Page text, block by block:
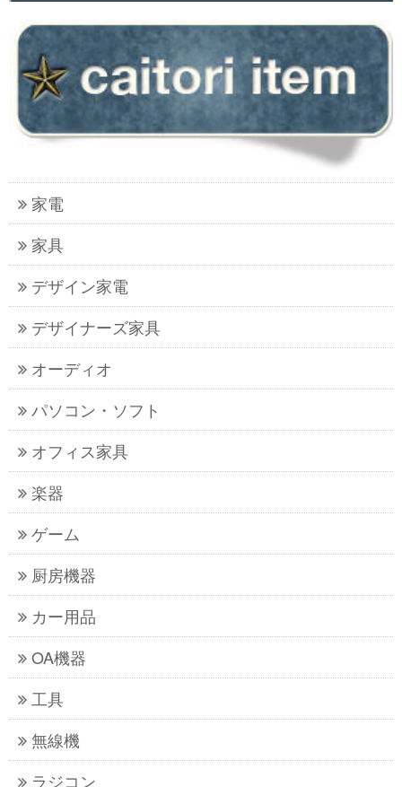
家電
家具
デザイン家電
デザイナーズ家具
オーディオ
パソコン・ソフト
オフィス家具
楽器
ゲーム
厨房機器
カー用品
OA機器
工具
無線機
ラジコン